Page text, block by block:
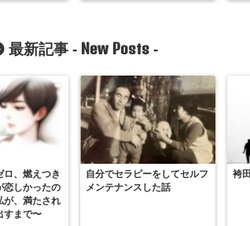
最新記事 - New Posts -
ロ、燃えつき
恋しかったの
が、満たされ
すまで〜
自分でセラピーをしてセルフ
メンテナンスした話
袴